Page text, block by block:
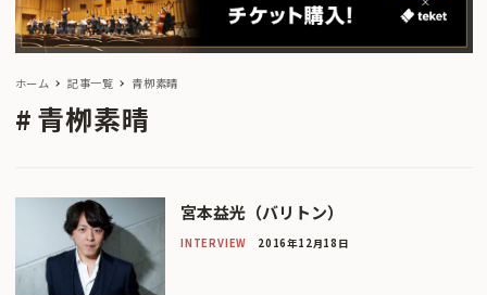
ホーム 記事一覧 青栁素晴
青栁素晴
宮本益光（バリトン）
INTERVIEW 2016年12月18日